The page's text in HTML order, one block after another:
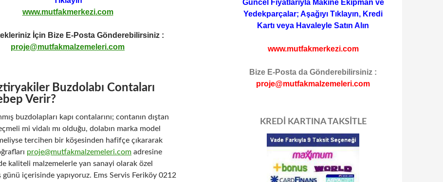
www.mutfakmerkezi.com
İçin Bize E-Posta Gönderebilirsiniz :
proje@mutfakmalzemeleri.com
Buzdolabı Contaları
Verir?
buzdolapları kapı contalarını; contanın dıştan
mi vidalı mı olduğu, dolabın marka model
tercihen bir köşesinden hafifçe çıkararak
proje@mutfakmalzemeleri.com adresine
kaliteli malzemelerle yan sanayi olarak özel
içerisinde yapıyoruz. Ems Servis Feriköy 0212
Güncel Fiyatlarıyla Makine Ekipman ve
Yedekparçalar; Aşağıyı Tıklayın, Kredi
Kartı veya Havaleyle Satın Alın
www.mutfakmerkezi.com
Bize E-Posta da Gönderebilirsiniz :
proje@mutfakmalzemeleri.com
KREDİ KARTINA TAKSİTLE